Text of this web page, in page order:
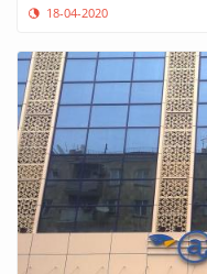
18-04-2020